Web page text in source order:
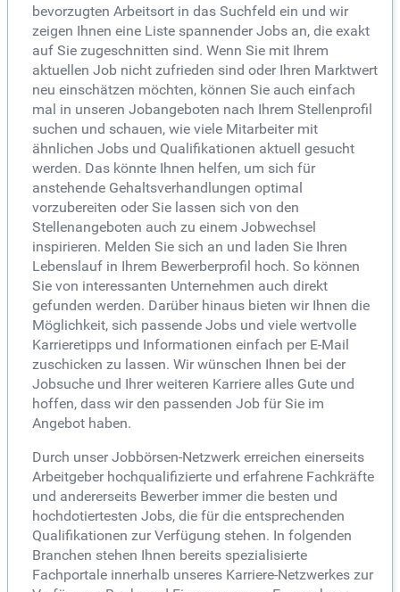
bevorzugten Arbeitsort in das Suchfeld ein und wir
zeigen Ihnen eine Liste spannender Jobs an, die exakt
auf Sie zugeschnitten sind. Wenn Sie mit Ihrem
aktuellen Job nicht zufrieden sind oder Ihren Marktwert
neu einschätzen möchten, können Sie auch einfach
mal in unseren Jobangeboten nach Ihrem Stellenprofil
suchen und schauen, wie viele Mitarbeiter mit
ähnlichen Jobs und Qualifikationen aktuell gesucht
werden. Das könnte Ihnen helfen, um sich für
anstehende Gehaltsverhandlungen optimal
vorzubereiten oder Sie lassen sich von den
Stellenangeboten auch zu einem Jobwechsel
inspirieren. Melden Sie sich an und laden Sie Ihren
Lebenslauf in Ihrem Bewerberprofil hoch. So können
Sie von interessanten Unternehmen auch direkt
gefunden werden. Darüber hinaus bieten wir Ihnen die
Möglichkeit, sich passende Jobs und viele wertvolle
Karrieretipps und Informationen einfach per E-Mail
zuschicken zu lassen. Wir wünschen Ihnen bei der
Jobsuche und Ihrer weiteren Karriere alles Gute und
hoffen, dass wir den passenden Job für Sie im
Angebot haben.
Durch unser Jobbörsen-Netzwerk erreichen einerseits
Arbeitgeber hochqualifizierte und erfahrene Fachkräfte
und andererseits Bewerber immer die besten und
hochdotiertesten Jobs, die für die entsprechenden
Qualifikationen zur Verfügung stehen. In folgenden
Branchen stehen Ihnen bereits spezialisierte
Fachportale innerhalb unseres Karriere-Netzwerkes zur